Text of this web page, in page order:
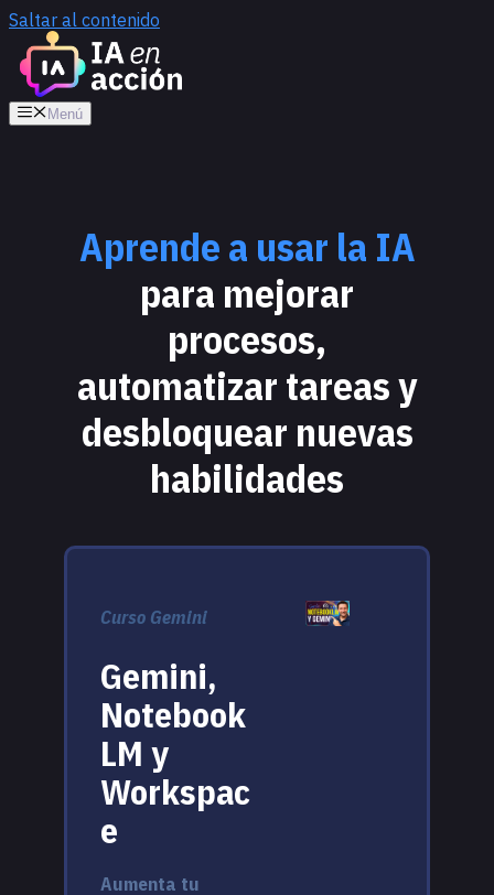
Saltar al contenido
Menú
Aprende a usar la IA
para mejorar
procesos,
automatizar tareas y
desbloquear nuevas
habilidades
Curso Gemini
Gemini,
Notebook
LM y
Workspac
e
Aumenta tu